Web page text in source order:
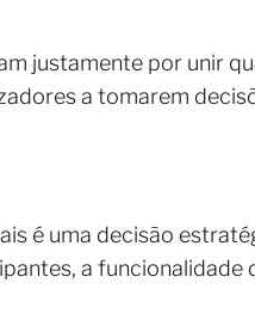
justamente por unir
a tomarem
é uma decisão
a funcionalidade